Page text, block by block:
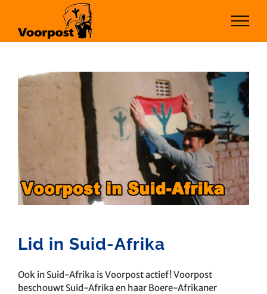
inhoud
Lid in Suid-Afrika
Ook in Suid-Afrika is Voorpost actief! Voorpost
beschouwt Suid-Afrika en haar Boere-Afrikaner